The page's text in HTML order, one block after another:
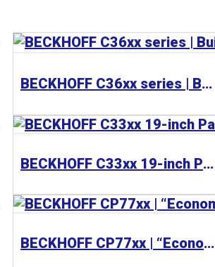
BECKHOFF C36xx series | Built-in Panel PC 工業電腦
BECKHOFF C33xx 19-inch Panel PC
BECKHOFF CP77xx | “Economy” Panel PC